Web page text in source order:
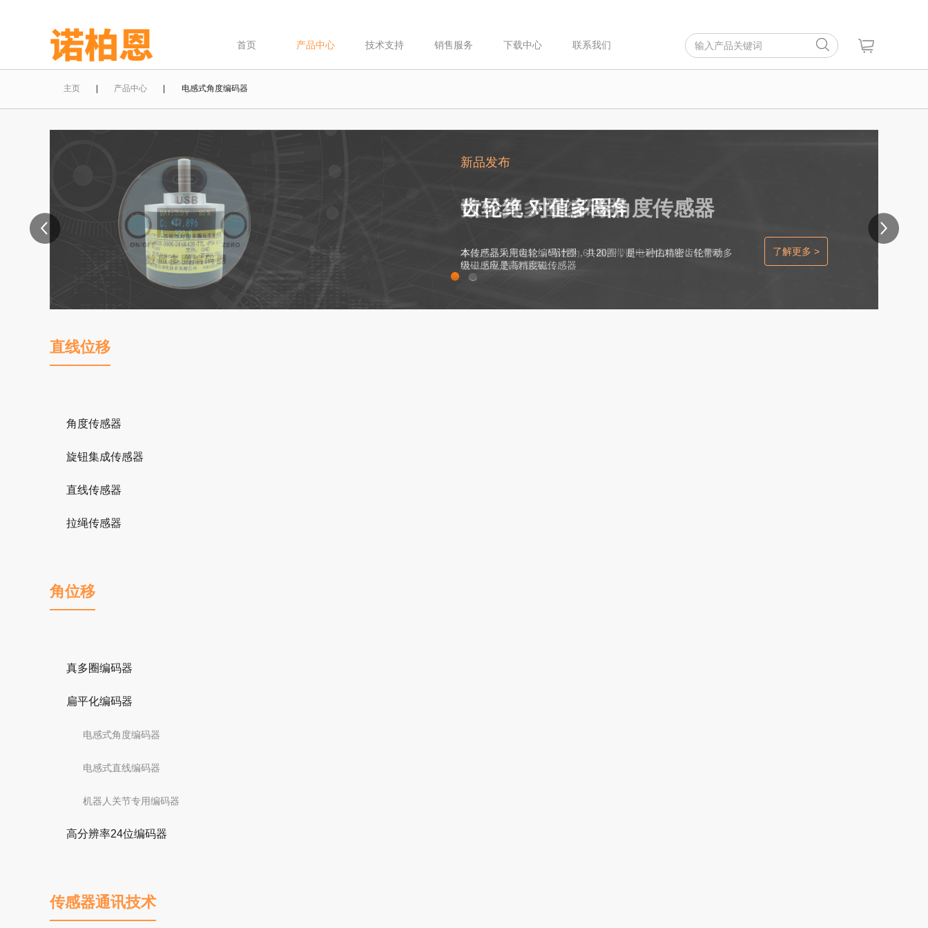
首页 产品中心 技术支持 销售服务 下载中心 联系我们
主页 产品中心 | 电感式角度编码器
新品发布
数显真多圈编码器
本款产品为充电款，*圈数为 60 圈。带断电记忆功能，任意断
电，上电 数据*保存......
了解更多 >
新品发布
齿轮绝 对值多圈角度传感器
了解更多 >
直线位移
角度传感器
旋钮集成传感器
直线传感器
拉绳传感器
角位移
真多圈编码器
扁平化编码器
电感式角度编码器
电感式直线编码器
机器人关节专用编码器
高分辨率24位编码器
传感器通讯技术